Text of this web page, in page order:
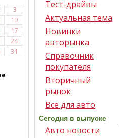
3
10
17
24
31
Тест-драйвы
Актуальная тема
Новинки
авторынка
Справочник
покупателя
Вторичный
рынок
Все для авто
Сегодня в выпуске
Авто новости